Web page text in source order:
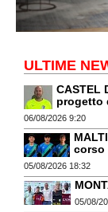
ULTIME
CASTEL
progetto
06/08/2026 9:20
corso
05/08/2026 18:32
05/08/